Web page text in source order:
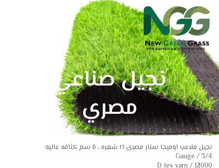
تخطي
إلى
المحتوى
نجيل صناعي
مصري
نجيل ملاعب اوميجا ستار مصرى ١٦ شعره ، ٥ سم كثافه عاليه
Gauge / 3/4